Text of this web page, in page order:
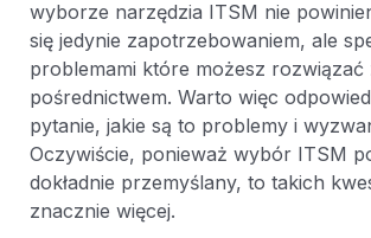
wyborze narzędzia ITSM nie
się jedynie zapotrzebowaniem, ale
problemami które możesz rozwiązać
pośrednictwem. Warto więc
pytanie, jakie są to problemy i
Oczywiście, ponieważ wybór ITSM
dokładnie przemyślany, to takich
znacznie więcej.